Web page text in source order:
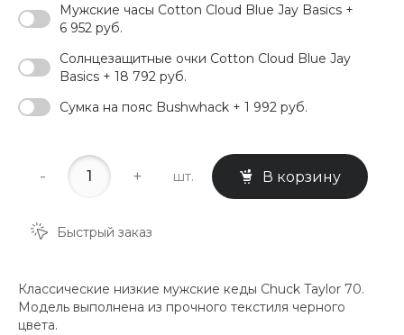
Мужские часы Cotton Cloud Blue Jay Basics +
6 952 руб.
Солнцезащитные очки Cotton Cloud Blue Jay
Basics + 18 792 руб.
Сумка на пояс Bushwhack + 1 992 руб.
- + шт. В корзину
Быстрый заказ
Классические низкие мужские кеды Chuck Taylor 70.
Модель выполнена из прочного текстиля черного
цвета.